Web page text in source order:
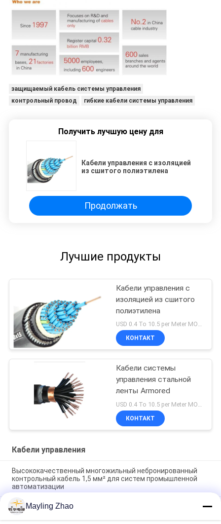
защищаемый кабель системы управления
контрольный провод
гибкие кабели системы управления
Получить лучшую цену для
Кабели управления с изоляцией
из сшитого полиэтилена
Продолжать
Лучшие продукты
Кабели управления с
изоляцией из сшитого
полиэтилена
USD 0.4 To 10.5 per Meter MOQ:1000М
КОНТАКТ
Кабели системы
управления стальной
ленты Armored
USD 0.4 To 10.5 per Meter MOQ:1000М
КОНТАКТ
Кабели управления
Высококачественный многожильный небронированный
контрольный кабель 1,5 мм² для систем промышленной
автоматизации
Шанхай Шэньхуа кабель профессиональный 2 - 61 ядра не
бронированный кабель на заказ CE KEMA сертификация
Mayling Zhao